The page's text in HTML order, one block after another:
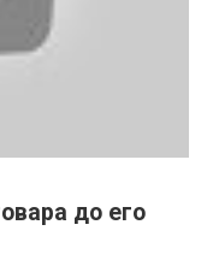
до его